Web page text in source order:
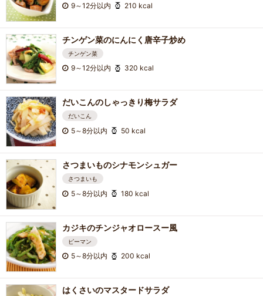
9～12分以内 210 kcal
チンゲン菜のにんにく唐辛子炒め
チンゲン菜
9～12分以内 320 kcal
だいこんのしゃっきり梅サラダ
だいこん
5～8分以内 50 kcal
さつまいものシナモンシュガー
さつまいも
5～8分以内 180 kcal
カジキのチンジャオロースー風
ピーマン
5～8分以内 200 kcal
はくさいのマスタードサラダ